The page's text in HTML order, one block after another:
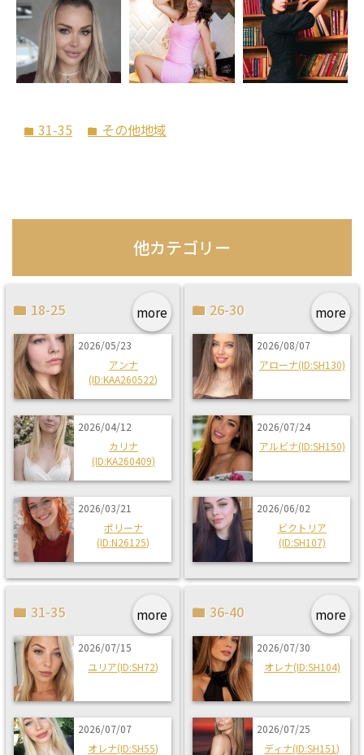
folder 31-35 folder その他地域
他カテゴリー
more
18-25
2026/05/23
アンナ
(ID:KAA260522)
2026/04/12
カリナ
(ID:KA260409)
2026/03/21
ポリーナ
(ID:N26125)
more
26-30
2026/08/07
アローナ(ID:SH130)
2026/07/24
アルビナ(ID:SH150)
2026/06/02
ビクトリア
(ID:SH107)
more
31-35
2026/07/15
ユリア(ID:SH72)
2026/07/07
オレナ(ID:SH55)
more
36-40
2026/07/30
オレナ(ID:SH104)
2026/07/25
ディナ(ID:SH151)